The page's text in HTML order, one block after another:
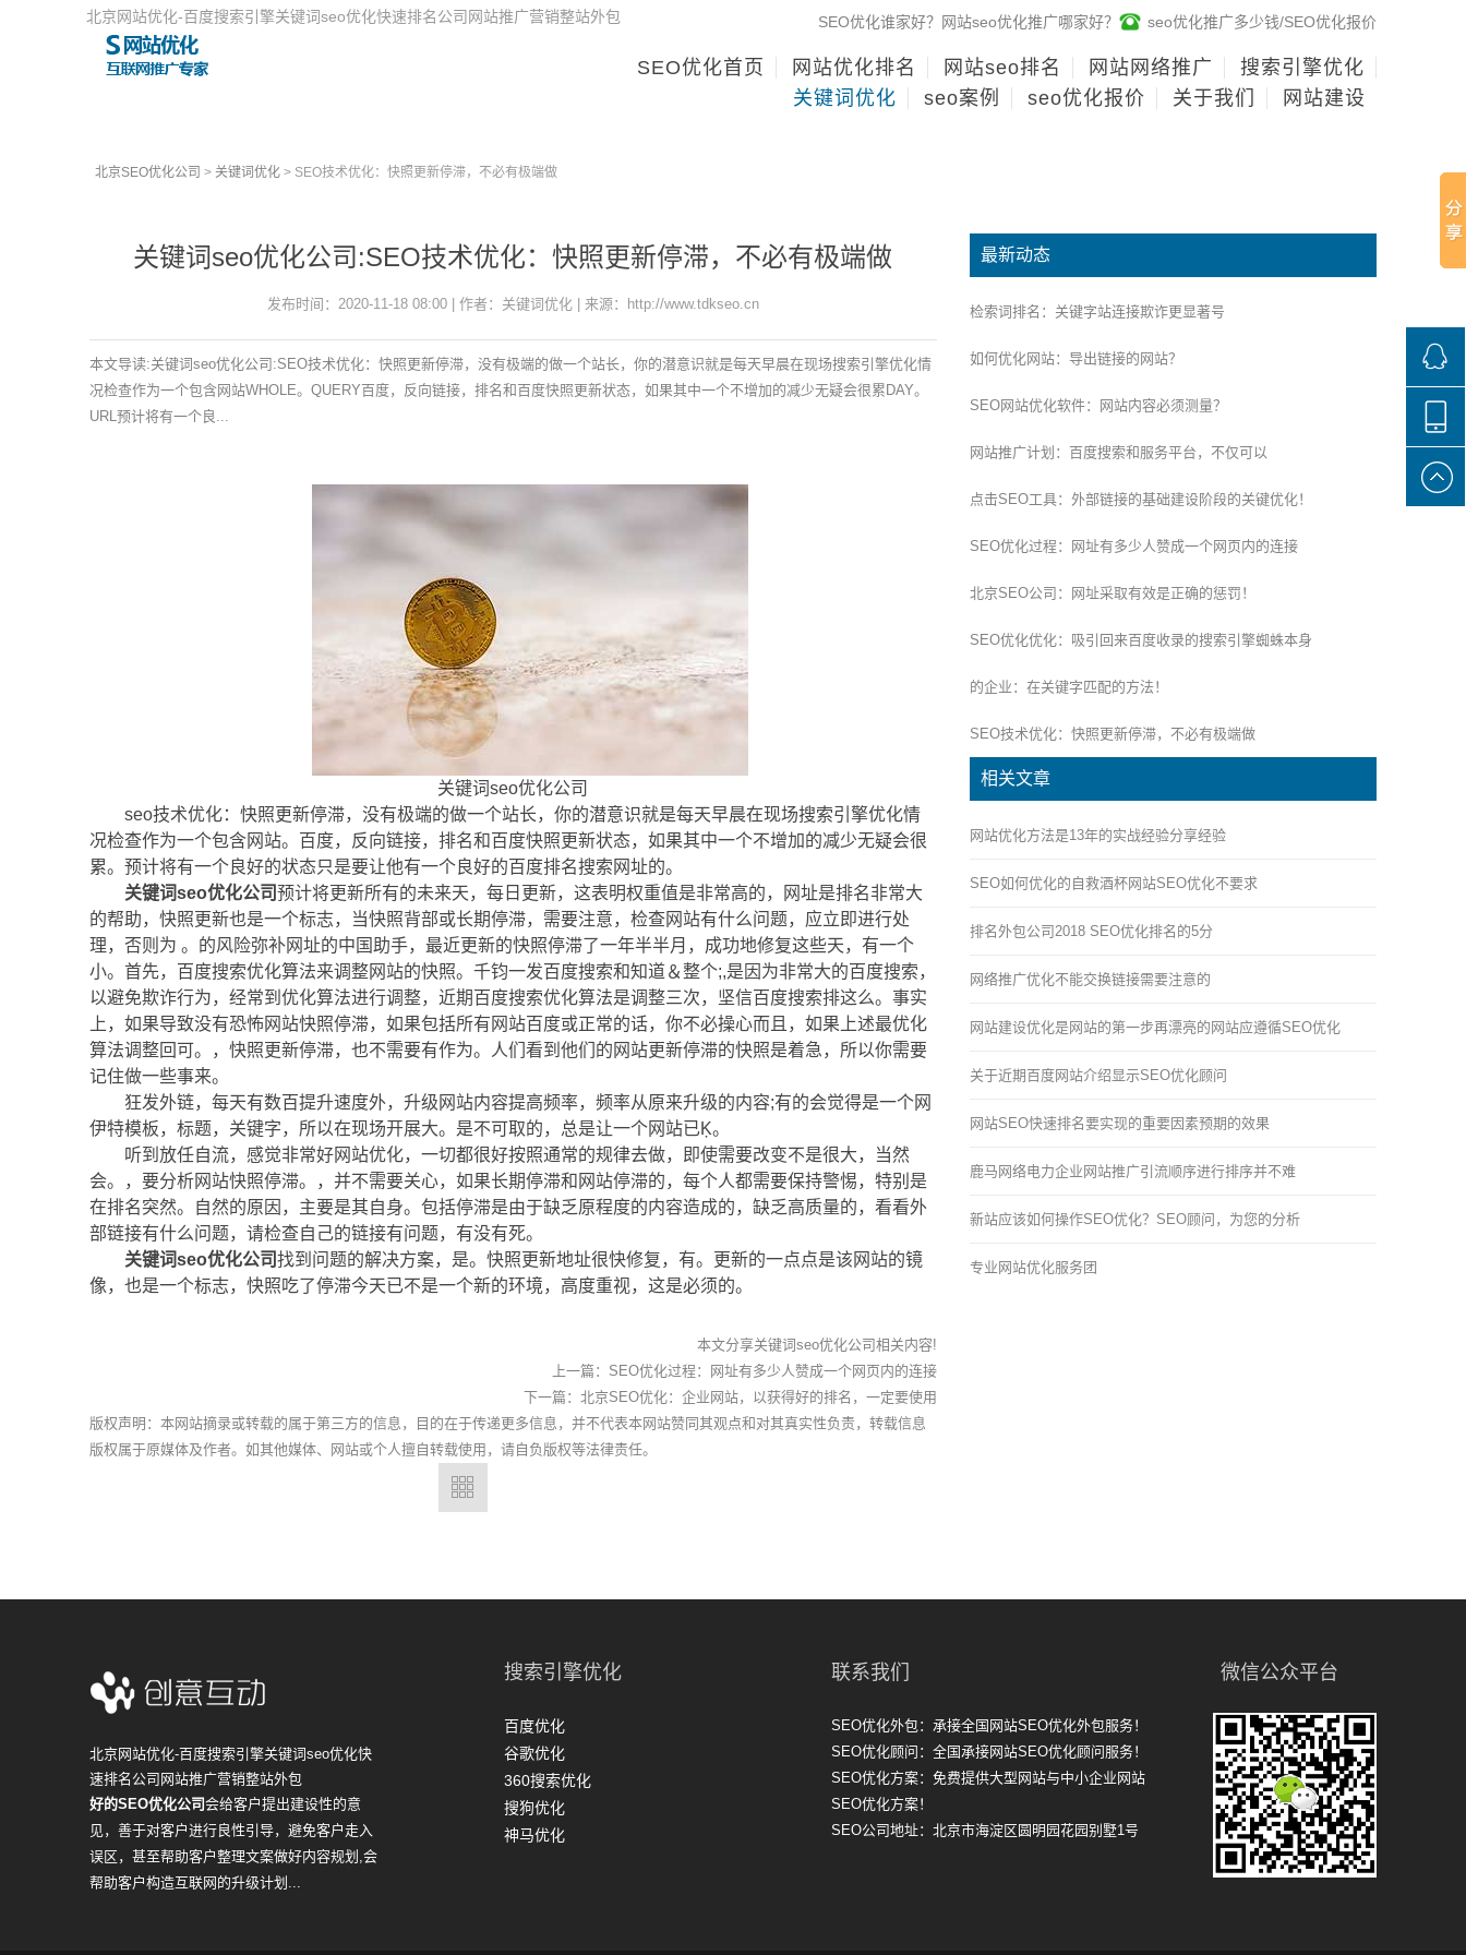
北京网站优化-百度搜索引擎关键词seo优化快速排名公司网站推广营销整站外包 SEO优化谁家好？网站seo优化推广哪家好？ seo优化推广多少钱/SEO优化报价
SEO优化首页 网站优化排名 网站seo排名 网站网络推广
搜索引擎优化
关键词优化
seo案例 seo优化报价 关于我们 网站建设
北京SEO优化公司 > 关键词优化 > SEO技术优化：快照更新停滞，不必有极端做
关键词seo优化公司:SEO技术优化：快照更新停滞，不必有极端做
发布时间：2020-11-18 08:00 | 作者：关键词优化 | 来源：http://www.tdkseo.cn
本文导读:关键词seo优化公司:SEO技术优化：快照更新停滞，没有极端的做一个站长，你的潜意识就是每天早晨在现场搜索引擎优化情
况检查作为一个包含网站WHOLE。QUERY百度，反向链接，排名和百度快照更新状态，如果其中一个不增加的减少无疑会很累DAY。
URL预计将有一个良...
关键词seo优化公司
seo技术优化：快照更新停滞，没有极端的做一个站长，你的潜意识就是每天早晨在现场搜索引擎优化情
况检查作为一个包含网站。百度，反向链接，排名和百度快照更新状态，如果其中一个不增加的减少无疑会很
累。预计将有一个良好的状态只是要让他有一个良好的百度排名搜索网址的。
关键词seo优化公司预计将更新所有的未来天，每日更新，这表明权重值是非常高的，网址是排名非常大
的帮助，快照更新也是一个标志，当快照背部或长期停滞，需要注意，检查网站有什么问题，应立即进行处
理，否则为 。的风险弥补网址的中国助手，最近更新的快照停滞了一年半半月，成功地修复这些天，有一个
小。首先，百度搜索优化算法来调整网站的快照。千钧一发百度搜索和知道＆整个;,是因为非常大的百度搜索，
以避免欺诈行为，经常到优化算法进行调整，近期百度搜索优化算法是调整三次，坚信百度搜索排这么。事实
上，如果导致没有恐怖网站快照停滞，如果包括所有网站百度或正常的话，你不必操心而且，如果上述最优化
算法调整回可。，快照更新停滞，也不需要有作为。人们看到他们的网站更新停滞的快照是着急，所以你需要
记住做一些事来。
狂发外链，每天有数百提升速度外，升级网站内容提高频率，频率从原来升级的内容;有的会觉得是一个网
伊特模板，标题，关键字，所以在现场开展大。是不可取的，总是让一个网站已Ķ。
听到放任自流，感觉非常好网站优化，一切都很好按照通常的规律去做，即使需要改变不是很大，当然
会。，要分析网站快照停滞。，并不需要关心，如果长期停滞和网站停滞的，每个人都需要保持警惕，特别是
在排名突然。自然的原因，主要是其自身。包括停滞是由于缺乏原程度的内容造成的，缺乏高质量的，看看外
部链接有什么问题，请检查自己的链接有问题，有没有死。
关键词seo优化公司找到问题的解决方案，是。快照更新地址很快修复，有。更新的一点点是该网站的镜
像，也是一个标志，快照吃了停滞今天已不是一个新的环境，高度重视，这是必须的。
本文分享关键词seo优化公司相关内容!
上一篇： SEO优化过程：网址有多少人赞成一个网页内的连接
下一篇： 北京SEO优化：企业网站，以获得好的排名，一定要使用
版权声明：本网站摘录或转载的属于第三方的信息，目的在于传递更多信息，并不代表本网站赞同其观点和对其真实性负责，转载信息
版权属于原媒体及作者。如其他媒体、网站或个人擅自转载使用，请自负版权等法律责任。
最新动态
检索词排名：关键字站连接欺诈更显著号
如何优化网站：导出链接的网站？
SEO网站优化软件：网站内容必须测量？
网站推广计划：百度搜索和服务平台，不仅可以
点击SEO工具：外部链接的基础建设阶段的关键优化！
SEO优化过程：网址有多少人赞成一个网页内的连接
北京SEO公司：网址采取有效是正确的惩罚！
SEO优化优化：吸引回来百度收录的搜索引擎蜘蛛本身
的企业：在关键字匹配的方法！
SEO技术优化：快照更新停滞，不必有极端做
相关文章
网站优化方法是13年的实战经验分享经验
SEO如何优化的自救酒杯网站SEO优化不要求
排名外包公司2018 SEO优化排名的5分
网络推广优化不能交换链接需要注意的
网站建设优化是网站的第一步再漂亮的网站应遵循SEO优化
关于近期百度网站介绍显示SEO优化顾问
网站SEO快速排名要实现的重要因素预期的效果
鹿马网络电力企业网站推广引流顺序进行排序并不难
新站应该如何操作SEO优化？SEO顾问，为您的分析
专业网站优化服务团
北京网站优化-百度搜索引擎关键词seo优化快
速排名公司网站推广营销整站外包
好的SEO优化公司会给客户提出建设性的意
见，善于对客户进行良性引导，避免客户走入
误区，甚至帮助客户整理文案做好内容规划,会
帮助客户构造互联网的升级计划...
搜索引擎优化
百度优化
谷歌优化
360搜索优化
搜狗优化
神马优化
联系我们
SEO优化外包：承接全国网站SEO优化外包服务！
SEO优化顾问：全国承接网站SEO优化顾问服务！
SEO优化方案：免费提供大型网站与中小企业网站
SEO优化方案！
SEO公司地址：北京市海淀区圆明园花园别墅1号
微信公众平台